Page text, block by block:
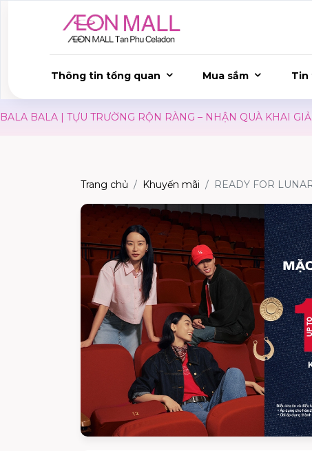
Thông tin tổng quan Mua sắm Tin
BALA | TỰU TRƯỜNG RỘN RÀNG – NHẬN QUÀ KHAI GIẢNG
Trang chủ Khuyến mãi READY FOR